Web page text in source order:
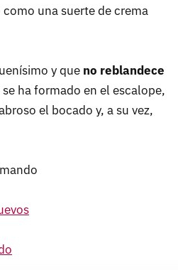
una suerte de crema
y que no reblandece
ha formado en el escalope,
el bocado y, a su vez,